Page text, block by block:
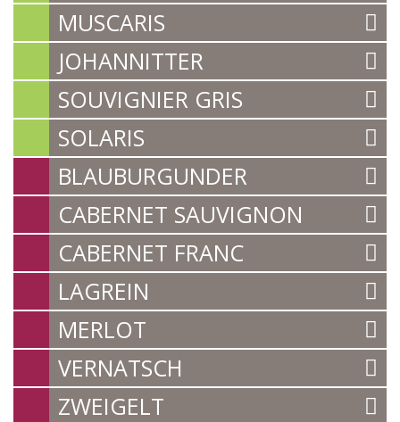
MUSCARIS
JOHANNITTER
SOUVIGNIER GRIS
SOLARIS
BLAUBURGUNDER
CABERNET SAUVIGNON
CABERNET FRANC
LAGREIN
MERLOT
VERNATSCH
ZWEIGELT